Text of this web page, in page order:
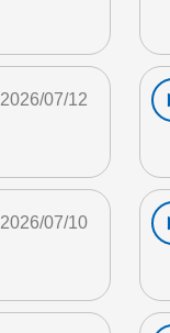
2026/07/12
2026/07/10